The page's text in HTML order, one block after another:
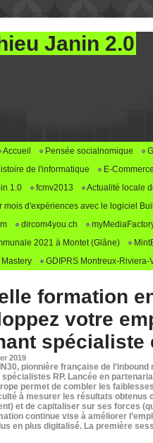
Janin 2.0
Accueil Pensée socialnomique
de l'informatique E-Commerce
1.0
fcmv2013
Actualité locale
mois d'expériences avec le logiciel
dircom4you.ch
2021 à Montet (Glâne)
GDIPRS Montreux-Riviera-
formation
votre
spécialiste
2019
pionnière française de
RP. Lancée en
permet de combler les
à mesurer les résultats obtenus
et de capitaliser sur ses forces
continue vise à améliorer
en plus digitalisé. La première